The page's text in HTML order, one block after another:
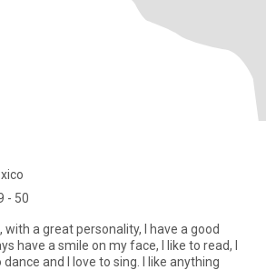
- 50
have a smile on my face, I like to read, I
dance and I love to sing. I like anything